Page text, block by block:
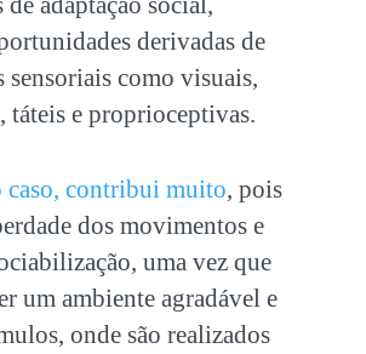
derivadas de
sensoriais como visuais,
táteis e proprioceptivas.
caso, contribui muito, pois
dos movimentos e
uma vez que
um ambiente agradável e
onde são realizados